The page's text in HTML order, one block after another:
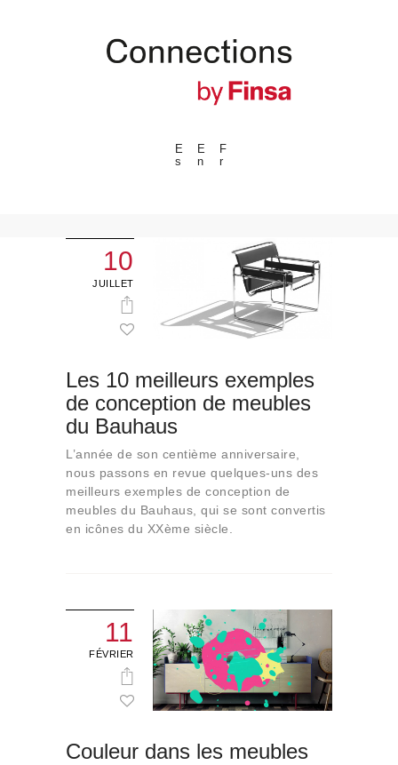
E
s
E
n
F
r
---ENLACES---
Événements
Espaces
Matériels
Technologie
Collaborations
Qui sommes-nous
Contact
10
JUILLET
Les 10 meilleurs exemples
de conception de meubles
du Bauhaus
L’année de son centième anniversaire,
nous passons en revue quelques-uns des
meilleurs exemples de conception de
meubles du Bauhaus, qui se sont convertis
en icônes du XXème siècle.
11
FÉVRIER
Couleur dans les meubles